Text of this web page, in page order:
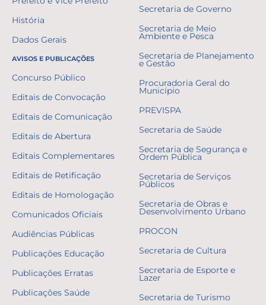
História
Dados Gerais
AVISOS E PUBLICAÇÕES
Concurso Público
Editais de Convocação
Editais de Comunicação
Editais de Abertura
Editais Complementares
Editais de Retificação
Editais de Homologação
Comunicados Oficiais
Audiências Públicas
Publicações Educação
Publicações Erratas
Publicações Saúde
Secretaria de Governo
Secretaria de Meio
Ambiente e Pesca
Secretaria de Planejamento
e Gestão
Procuradoria Geral do
Município
PREVISPA
Secretaria de Saúde
Secretaria de Segurança e
Ordem Pública
Secretaria de Serviços
Públicos
Secretaria de Obras e
Desenvolvimento Urbano
PROCON
Secretaria de Cultura
Secretaria de Esporte e
Lazer
Secretaria de Turismo